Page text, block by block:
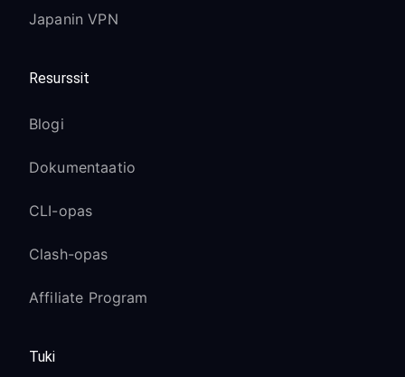
Japanin VPN
Resurssit
Blogi
Dokumentaatio
CLI-opas
Clash-opas
Affiliate Program
Tuki